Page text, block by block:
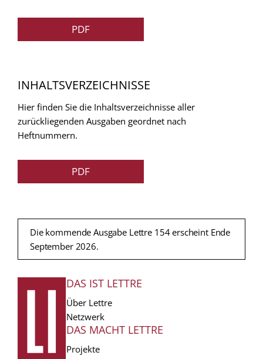
PDF
INHALTSVERZEICHNISSE
Hier finden Sie die Inhaltsverzeichnisse aller
zurückliegenden Ausgaben geordnet nach
Heftnummern.
PDF
Die kommende Ausgabe Lettre 154 erscheint Ende
September 2026.
FUSSZEILE
DAS IST LETTRE
Über Lettre
Netzwerk
DAS MACHT LETTRE
Projekte